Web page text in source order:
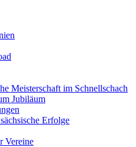
Meisterschaft im Schnellschach
Jubiläum
Erfolge
Vereine